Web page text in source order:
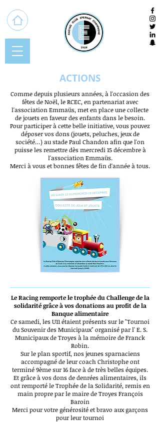
ACTIONS
Comme depuis plusieurs années, à l'occasion des
fêtes de Noël, le RCEC, en partenariat avec
l'association Emmaüs, met en place une collecte
de jouets en faveur des enfants dans le besoin.
Pour participer à cette belle initiative, vous pouvez
déposer vos dons (jouets, peluches, jeux de
société…) au stade Paul Chandon afin que l'on
puisse les remettre dès mercredi 15 décembre à
l'association Emmaüs.
Merci à vous et bonnes fêtes de fin d'année à tous.
Le Racing remporte le trophée du Challenge de la
solidarité grâce à vos donations au profit de la
Banque alimentaire
Ce samedi, les U11 étaient présents sur le "Tournoi
du Souvenir des Municipaux" organisé par l'E. S.
Municipaux de Troyesà la mémoire de Franck
Robin.
Sur le plan sportif, nos jeunes sparnaciens
accompagné de leur coach Christophe ont
terminé 9ème sur 16 face à de très belles équipes.
Et grâce à vos dons de denrées alimentaires, ils
ont remporté le Trophée de la Solidarité, remis en
main propre par le maire de Troyes François
Baroin
Merci pour votre générosité et bravo aux garçons
pour leur tournoi